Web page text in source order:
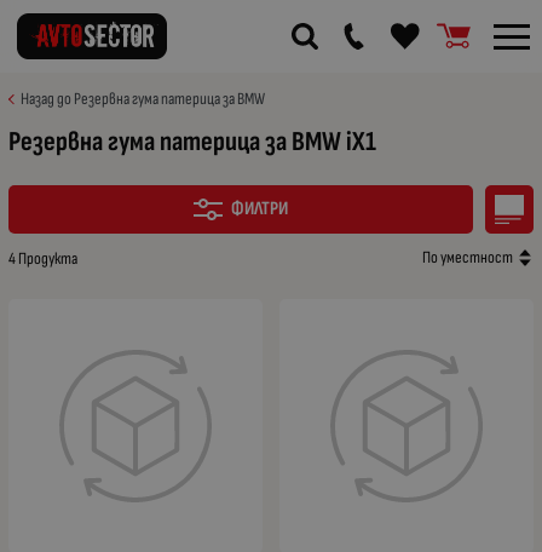
Назад до Резервна гума патерица за BMW
Резервна гума патерица за BMW iX1
ФИЛТРИ
4 Продукта По уместност